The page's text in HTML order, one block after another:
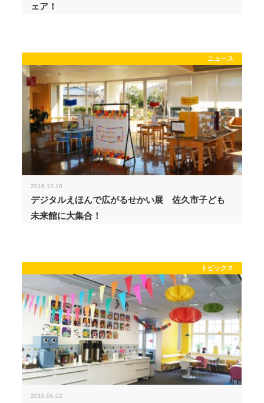
ェア！
ニュース
2016.12.16
デジタルえほんで広がるせかい展 佐久市子ども
未来館に大集合！
トピックス
2016.06.02